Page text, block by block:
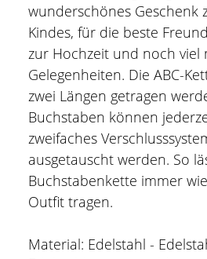
wunderschönes Geschenk
Kindes, für die beste
zur Hochzeit und noch viel
Gelegenheiten. Die ABC-
zwei Längen getragen
Buchstaben können
zweifaches
ausgetauscht werden. So
Buchstabenkette immer
Outfit tragen.
Material: Edelstahl -